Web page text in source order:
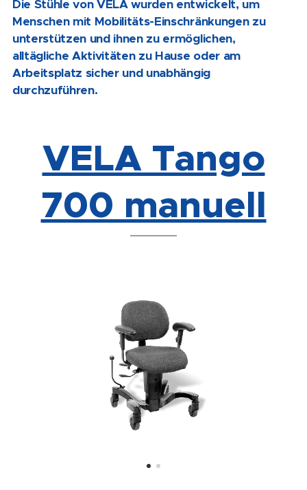
Die Stühle von VELA wurden entwickelt, um
Menschen mit Mobilitäts-Einschränkungen zu
unterstützen und ihnen zu ermöglichen,
alltägliche Aktivitäten zu Hause oder am
Arbeitsplatz sicher und unabhängig
durchzuführen.
VELA Tango
700 manuell